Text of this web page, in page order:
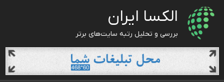
الکسا ایران
بررسی و تحلیل رتبه سایت‌های برتر